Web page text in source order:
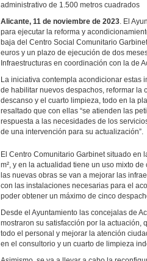
administrativo de 1.500 metros cuadrados
Alicante, 11 de noviembre de 2023. El
para ejecutar la reforma y
baja del Centro Social Comunitario
euros y un plazo de ejecución de dos
Infraestructuras en coordinación con la de
La iniciativa contempla acondicionar estas
de habilitar nuevos despachos, reformar la
descanso y el cuarto limpieza, todo en la
resaltado que con ellas “se atienden las
respuesta a las necesidades de los
de una intervención para su actualización”.
El Centro Comunitario Garbinet situado en
m², y en la actualidad tiene un uso mixto
las nuevas obras se van a mejorar las
con las instalaciones necesarias para el
poder obtener un máximo de cinco
Desde el Ayuntamiento las concejalas de
mostraron su satisfacción por la actuación,
todo el personal y mejorar la atención
en el consultorio y un cuarto de limpieza